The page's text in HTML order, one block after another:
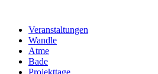
springenVeranstaltungen
Wandle
Atme
Bade
Projekttage